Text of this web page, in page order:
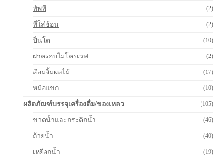
ทัพพี (2)
ที่ใส่ช้อน (2)
ปิ่นโต (10)
ฝาครอบไมโครเวฟ (2)
ส้อมจิ้มผลไม้ (17)
หม้อแขก (10)
ผลิตภัณฑ์บรรจุเครื่องดื่ม/ของเหลว (105)
ขวดน้ำและกระติกน้ำ (46)
ถ้วยน้ำ (40)
เหยือกน้ำ (19)